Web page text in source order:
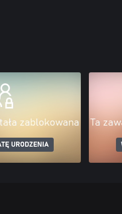
zablokowana
URODZENIA
Ta